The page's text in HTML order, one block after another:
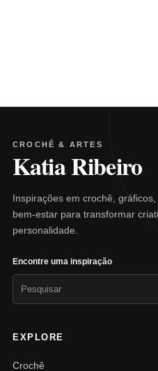
CROCHÊ & ARTES
Katia Ribeiro
Inspirações em crochê,
bem-estar para transformar
personalidade.
Encontre uma inspiração
EXPLORE
Crochê